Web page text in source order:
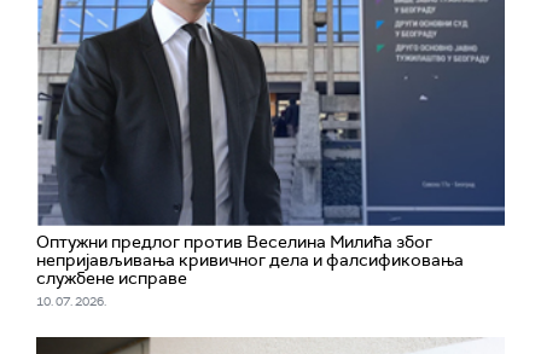
Оптужни предлог против Веселина Милића због
непријављивања кривичног дела и фалсификовања
службене исправе
10. 07. 2026.